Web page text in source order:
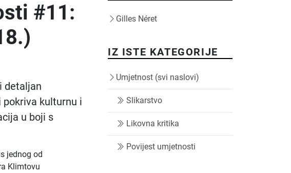
#11:
detaljan
kulturnu i
u boji s
jednog od
Klimtovu
Gilles Néret
IZ ISTE KATEGORIJE
Umjetnost (svi naslovi)
Slikarstvo
Likovna kritika
Povijest umjetnosti